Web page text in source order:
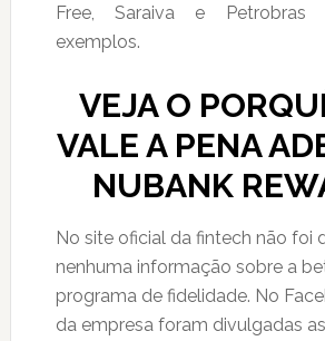
Free, Saraiva e Petrobras
exemplos.
VEJA O
VALE A PENA
NUBANK
No site oficial da fintech não foi
nenhuma informação sobre a
programa de fidelidade. No
da empresa foram divulgadas